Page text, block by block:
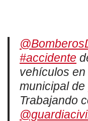
#accidente
vehículos
municipal de
Trabajando